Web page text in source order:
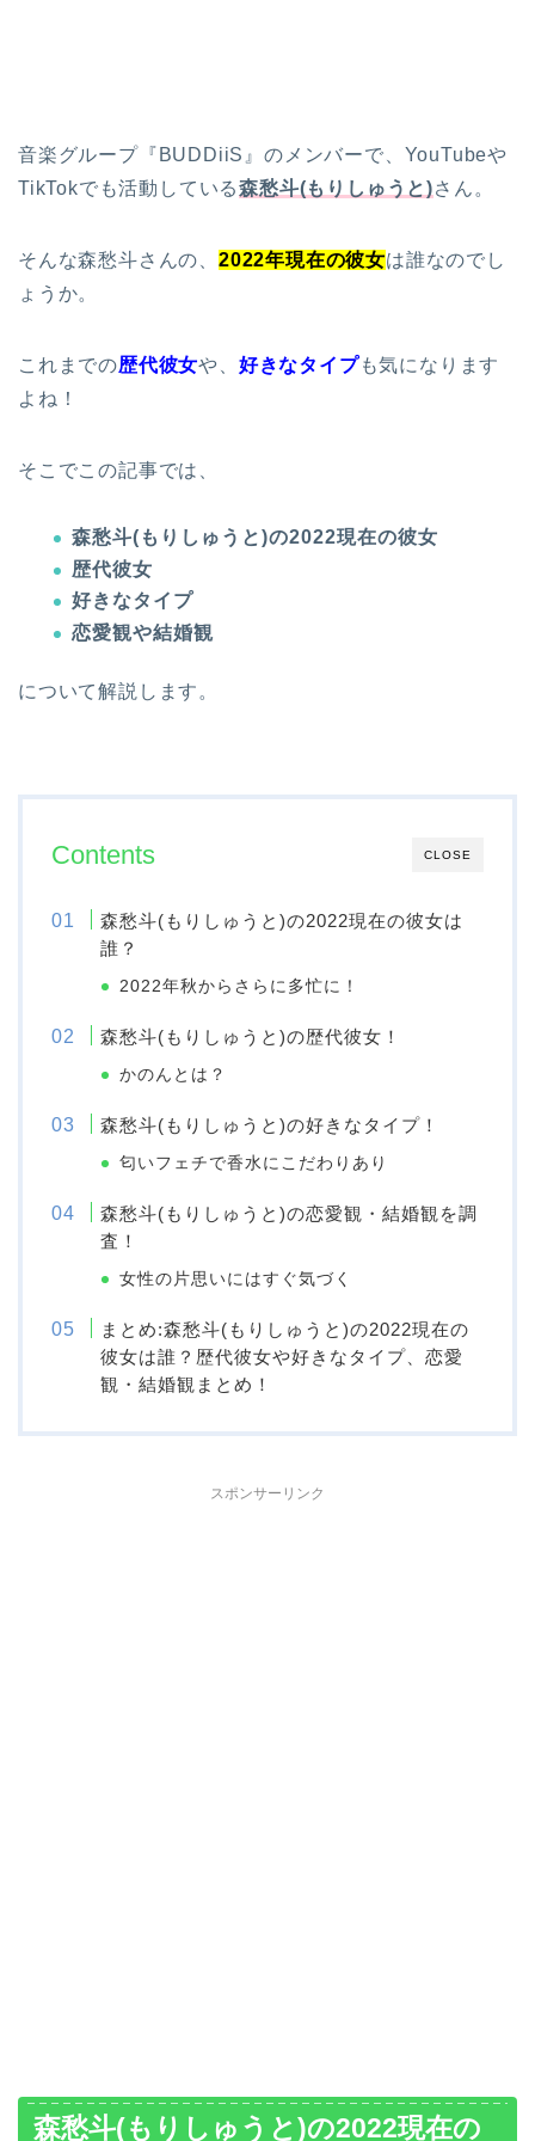
音楽グループ『BUDDiiS』のメンバーで、YouTubeや
TikTokでも活動している森愁斗(もりしゅうと)さん。
そんな森愁斗さんの、 2022年現在の彼女は誰なのでし
ょうか。
これまでの歴代彼女や、 好きなタイプも気になります
よね！
そこでこの記事では、
森愁斗(もりしゅうと)の2022現在の彼女
歴代彼女
好きなタイプ
恋愛観や結婚観
について解説します。
CLOSE
Contents
森愁斗(もりしゅうと)の2022現在の彼女は
誰？
2022年秋からさらに多忙に！
森愁斗(もりしゅうと)の歴代彼女！
かのんとは？
森愁斗(もりしゅうと)の好きなタイプ！
匂いフェチで香水にこだわりあり
森愁斗(もりしゅうと)の恋愛観・結婚観を調
査！
女性の片思いにはすぐ気づく
まとめ:森愁斗(もりしゅうと)の2022現在の
彼女は誰？歴代彼女や好きなタイプ、恋愛
観・結婚観まとめ！
スポンサーリンク
森愁斗(もりしゅうと)の2022現在の